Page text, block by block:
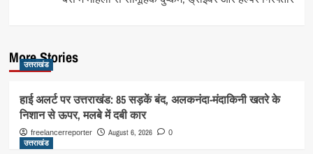
More Stories
उत्तराखंड
हाई अलर्ट पर उत्तराखंड: 85 सड़कें बंद, अलकनंदा-मंदाकिनी खतरे के
निशान से ऊपर, मलबे में दबी कार
freelancerreporter August 6, 2026 0
उत्तराखंड